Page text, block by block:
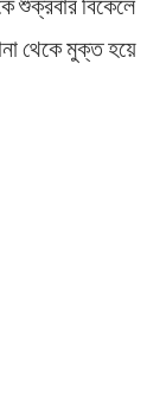
থেকে মুক্ত হয়ে